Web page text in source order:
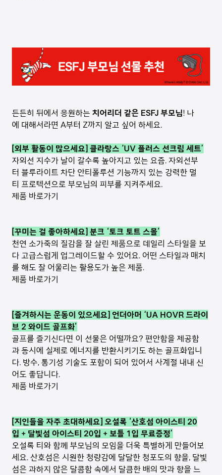
든든히 뒤에서 응원하는 치어리더 같은 ESFJ 부모님! 나
에 대해서라면 A부터 Z까지 알고 싶어 하세요.
[외부 활동이 많으세요] 클라랑스 ‘UV 플러스 선크림 세트’
자외선 지수가 날이 갈수록 높아지고 있는 요즘. 자외선부
터 블루라이트 차단 안티폴루션 기능까지 있는 강력한 멀
티 프로텍션으로 부모님의 피부를 지켜주세요.
제품 바로가기
[꾸미는 걸 좋아하세요] 분크 ‘토크 토트 스몰’
천연 소가죽의 질감을 잘 살린 제품으로 데일리 스타일을 보
다 고급스럽게 업그레이드할 수 있어요. 어떤 스타일과 매치
를 해도 잘 어울리는 활용도가 높은 제품.
제품 바로가기
[즐겨하시는 운동이 있으세요] 언더아머 ‘UA HOVR 드라이
브 2 와이드 골프화’
골프를 즐기신다면 이 선물은 어떨까요? 편안함을 제공함
과 동시에 실제로 에너지를 반환시키기도 하는 골프화입니
다. 방수, 통기성 기술도 포함이 되어 있어서 사계절 내내 신
어도 좋답니다.
제품 바로가기
[지인들을 자주 초대하세요] 오설록 ‘산호섬 아이스티 20
입 + 달빛섬 아이스티 20입 + 보틀 1입 무료증정’
오설록 티와 함께 부모님의 모임을 더욱 특별하게 만들어보
세요. 산호섬은 시원한 청량감에 달달한 청포도의 향을, 달빛
섬은 과하지 않은 달콤함 속에서 달큼한 배의 맛과 향을 느